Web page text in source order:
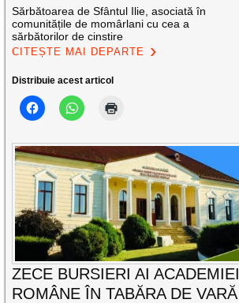
Sărbătoarea de Sfântul Ilie, asociată în
comunitățile de momârlani cu cea a
sărbătorilor de cinstire
CITEȘTE MAI DEPARTE
Distribuie acest articol
ZECE BURSIERI AI ACADEMIEI
ROMÂNE ÎN TABĂRA DE VARĂ